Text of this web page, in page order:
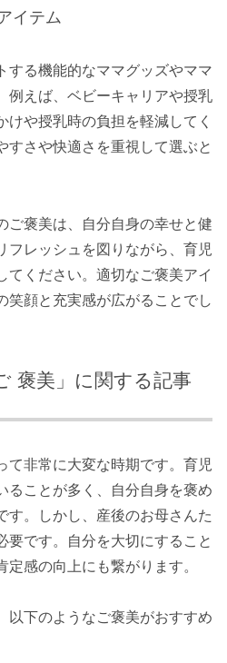
イテム
する機能的なママグッズやママ
例えば、ベビーキャリアや授乳
けや授乳時の負担を軽減してく
すさや快適さを重視して選ぶと
ご褒美は、自分自身の幸せと健
フレッシュを図りながら、育児
てください。適切なご褒美アイ
笑顔と充実感が広がることでし
褒美」に関する記事
て非常に大変な時期です。育児
ることが多く、自分自身を褒め
す。しかし、産後のお母さんた
要です。自分を大切にすること
感の向上にも繋がります。
以下のようなご褒美がおすすめ